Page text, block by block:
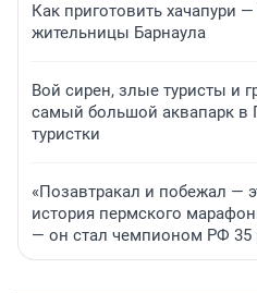
Как приготовить хачапури
жительницы Барнаула
Вой сирен, злые туристы и
самый большой аквапарк в
туристки
«Позавтракал и побежал —
история пермского
— он стал чемпионом РФ 35